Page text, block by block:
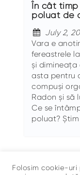
În cât timp
poluat de
July 2,
Vara e
fereastrele
și dimineața
asta pentru
compuși
Radon și să
Ce se
poluat?
Folosim cookie-